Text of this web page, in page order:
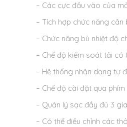
– Các cực đầu vào của
– Tích hợp chức năng cân
– Chức năng bù nhiệt độ
– Chế độ kiểm soát tải
– Hệ thống nhận dạng tự
– Chế độ cài đặt qua
– Quản lý sạc đầy đủ 3
– Có thể điều chỉnh các